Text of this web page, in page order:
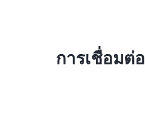
การเชื่อมต่อ